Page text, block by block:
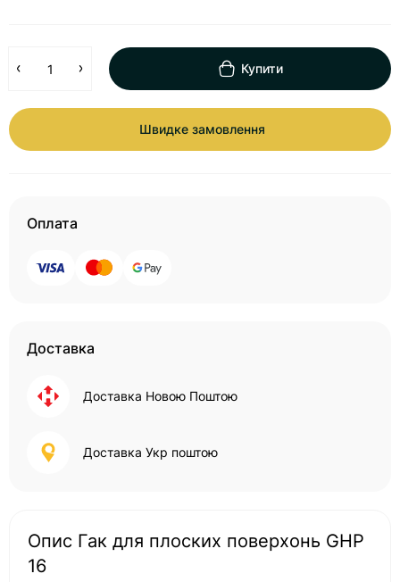
Купити
Швидке замовлення
Оплата
Доставка
Доставка Новою Поштою
Доставка Укр поштою
Опис Гак для плоских поверхонь GHP
16